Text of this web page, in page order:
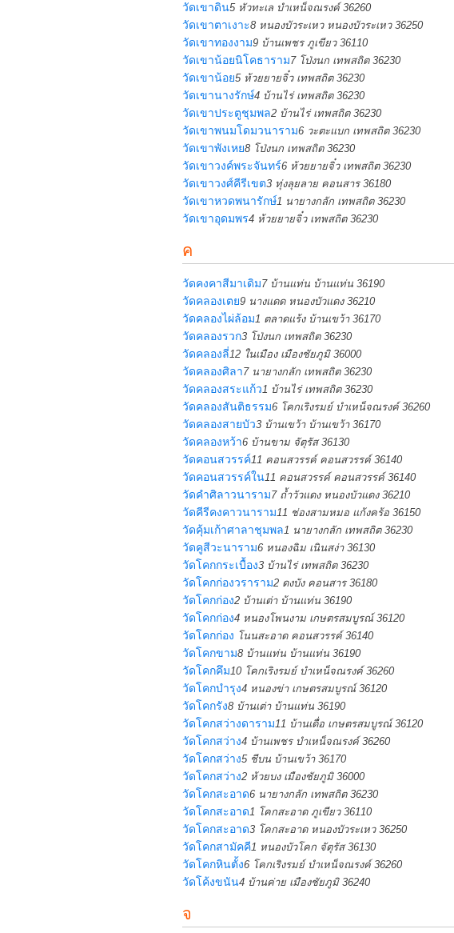
วัดเขาดิน5 หัวทะเล บำเหน็จณรงค์ 36260
วัดเขาตาเงาะ8 หนองบัวระเหว หนองบัวระเหว 36250
วัดเขาทองงาม9 บ้านเพชร ภูเขียว 36110
วัดเขาน้อยนิโคธาราม7 โป่งนก เทพสถิต 36230
วัดเขาน้อย5 ห้วยยายจิ๋ว เทพสถิต 36230
วัดเขานางรักษ์4 บ้านไร่ เทพสถิต 36230
วัดเขาประตูชุมพล2 บ้านไร่ เทพสถิต 36230
วัดเขาพนมโดมวนาราม6 วะตะแบก เทพสถิต 36230
วัดเขาพังเหย8 โป่งนก เทพสถิต 36230
วัดเขาวงค์พระจันทร์6 ห้วยยายจิ๋ว เทพสถิต 36230
วัดเขาวงศ์คีรีเขต3 ทุ่งลุยลาย คอนสาร 36180
วัดเขาหวดพนารักษ์1 นายางกลัก เทพสถิต 36230
วัดเขาอุดมพร4 ห้วยยายจิ๋ว เทพสถิต 36230
ค
วัดคงคาสีมาเดิม7 บ้านแท่น บ้านแท่น 36190
วัดคลองเตย9 นางแดด หนองบัวแดง 36210
วัดคลองไผ่ล้อม1 ตลาดแร้ง บ้านเขว้า 36170
วัดคลองรวก3 โป่งนก เทพสถิต 36230
วัดคลองลี่12 ในเมือง เมืองชัยภูมิ 36000
วัดคลองศิลา7 นายางกลัก เทพสถิต 36230
วัดคลองสระแก้ว1 บ้านไร่ เทพสถิต 36230
วัดคลองสันติธรรม6 โคกเริงรมย์ บำเหน็จณรงค์ 36260
วัดคลองสายบัว3 บ้านเขว้า บ้านเขว้า 36170
วัดคลองหว้า6 บ้านขาม จัตุรัส 36130
วัดคอนสวรรค์11 คอนสวรรค์ คอนสวรรค์ 36140
วัดคอนสวรรค์ใน11 คอนสวรรค์ คอนสวรรค์ 36140
วัดคำศิลาวนาราม7 ถ้ำวัวแดง หนองบัวแดง 36210
วัดคีรีคงคาวนาราม11 ช่องสามหมอ แก้งคร้อ 36150
วัดคุ้มเก้าศาลาชุมพล1 นายางกลัก เทพสถิต 36230
วัดคูสีวะนาราม6 หนองฉิม เนินสง่า 36130
วัดโคกกระเบื้อง3 บ้านไร่ เทพสถิต 36230
วัดโคกก่องวราราม2 ดงบัง คอนสาร 36180
วัดโคกก่อง2 บ้านเต่า บ้านแท่น 36190
วัดโคกก่อง4 หนองโพนงาม เกษตรสมบูรณ์ 36120
วัดโคกก่อง โนนสะอาด คอนสวรรค์ 36140
วัดโคกขาม8 บ้านแท่น บ้านแท่น 36190
วัดโคกคึม10 โคกเริงรมย์ บำเหน็จณรงค์ 36260
วัดโคกบำรุง4 หนองข่า เกษตรสมบูรณ์ 36120
วัดโคกรัง8 บ้านเต่า บ้านแท่น 36190
วัดโคกสว่างดาราม11 บ้านเดื่อ เกษตรสมบูรณ์ 36120
วัดโคกสว่าง4 บ้านเพชร บำเหน็จณรงค์ 36260
วัดโคกสว่าง5 ชีบน บ้านเขว้า 36170
วัดโคกสว่าง2 ห้วยบง เมืองชัยภูมิ 36000
วัดโคกสะอาด6 นายางกลัก เทพสถิต 36230
วัดโคกสะอาด1 โคกสะอาด ภูเขียว 36110
วัดโคกสะอาด3 โคกสะอาด หนองบัวระเหว 36250
วัดโคกสามัคคี1 หนองบัวโคก จัตุรัส 36130
วัดโคกหินตั้ง6 โคกเริงรมย์ บำเหน็จณรงค์ 36260
วัดโค้งขนัน4 บ้านค่าย เมืองชัยภูมิ 36240
จ